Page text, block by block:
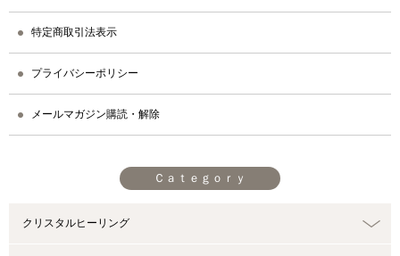
特定商取引法表示
プライバシーポリシー
メールマガジン購読・解除
Ｃａｔｅｇｏｒｙ
クリスタルヒーリング